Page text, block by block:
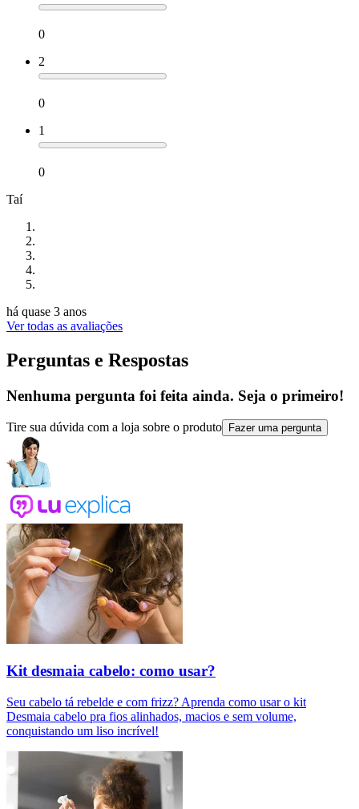
0
2
0
1
0
Taí
há quase 3 anos
Ver todas as avaliações
Perguntas e Respostas
Nenhuma pergunta foi feita ainda. Seja o primeiro!
Tire sua dúvida com a loja sobre o produto Fazer uma pergunta
Kit desmaia cabelo: como usar?
Seu cabelo tá rebelde e com frizz? Aprenda como usar o kit
Desmaia cabelo pra fios alinhados, macios e sem volume,
conquistando um liso incrível!